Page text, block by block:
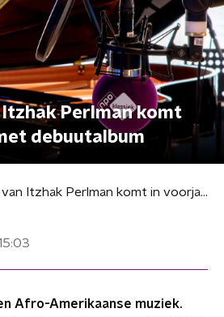
Itzhak Perlman komt
debuutalbum
Protegé van Itzhak Perlman komt in voorjaar met debuutalbum
Afro-Amerikaanse muziek.